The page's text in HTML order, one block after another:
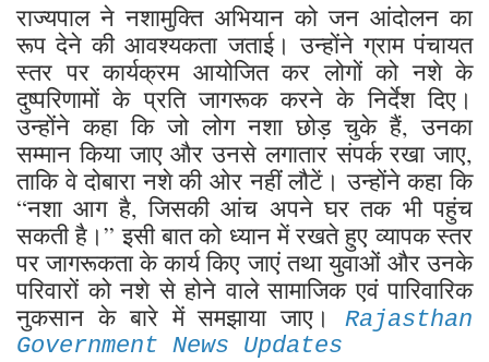
राज्यपाल ने नशामुक्ति अभियान को जन आंदोलन का
रूप देने की आवश्यकता जताई। उन्होंने ग्राम पंचायत
स्तर पर कार्यक्रम आयोजित कर लोगों को नशे के
दुष्परिणामों के प्रति जागरूक करने के निर्देश दिए।
उन्होंने कहा कि जो लोग नशा छोड़ चुके हैं, उनका
सम्मान किया जाए और उनसे लगातार संपर्क रखा जाए,
ताकि वे दोबारा नशे की ओर नहीं लौटें। उन्होंने कहा कि
“नशा आग है, जिसकी आंच अपने घर तक भी पहुंच
सकती है।” इसी बात को ध्यान में रखते हुए व्यापक स्तर
पर जागरूकता के कार्य किए जाएं तथा युवाओं और उनके
परिवारों को नशे से होने वाले सामाजिक एवं पारिवारिक
नुकसान के बारे में समझाया जाए। Rajasthan
Government News Updates